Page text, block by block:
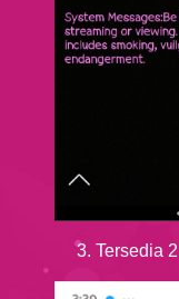
3. Tersedia